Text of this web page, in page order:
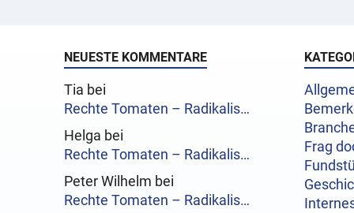
NEUESTE KOMMENTARE
Tia bei
Rechte Tomaten – Radikalis…
Helga bei
Rechte Tomaten – Radikalis…
Peter Wilhelm bei
Rechte Tomaten – Radikalis…
Frag